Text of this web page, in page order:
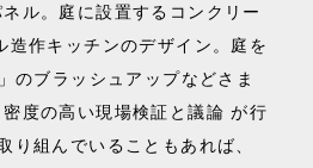
ル。庭に設置するコンクリー
造作キッチンのデザイン。庭を
のブラッシュアップなどさま
度の高い現場検証と議論 が行
り組んでいることもあれば、